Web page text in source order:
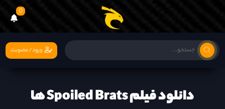
0
ورود/عضویت
دانلود فیلم Spoiled Brats ها